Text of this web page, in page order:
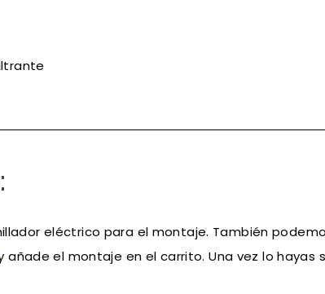
eléctrico para el montaje. También
añade el montaje en el carrito. Una vez lo